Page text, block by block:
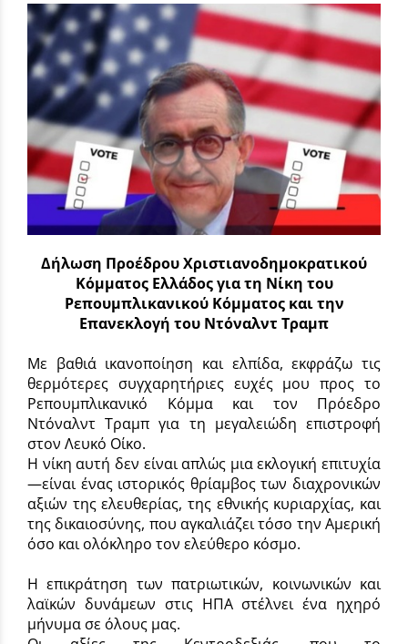
Δήλωση Προέδρου Χριστιανοδημοκρατικού
Κόμματος Ελλάδος για τη Νίκη του
Ρεπουμπλικανικού Κόμματος και την
Επανεκλογή του Ντόναλντ Τραμπ
Με βαθιά ικανοποίηση και ελπίδα, εκφράζω τις
θερμότερες συγχαρητήριες ευχές μου προς το
Ρεπουμπλικανικό Κόμμα και τον Πρόεδρο
Ντόναλντ Τραμπ για τη μεγαλειώδη επιστροφή
στον Λευκό Οίκο.
Η νίκη αυτή δεν είναι απλώς μια εκλογική επιτυχία
—είναι ένας ιστορικός θρίαμβος των διαχρονικών
αξιών της ελευθερίας, της εθνικής κυριαρχίας, και
της δικαιοσύνης, που αγκαλιάζει τόσο την Αμερική
όσο και ολόκληρο τον ελεύθερο κόσμο.
Η επικράτηση των πατριωτικών, κοινωνικών και
λαϊκών δυνάμεων στις ΗΠΑ στέλνει ένα ηχηρό
μήνυμα σε όλους μας.